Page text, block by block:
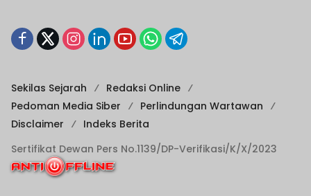
Sekilas Sejarah
Redaksi Online
Pedoman Media Siber
Perlindungan Wartawan
Disclaimer
Indeks Berita
Sertifikat Dewan Pers No.1139/DP-Verifikasi/K/X/2023